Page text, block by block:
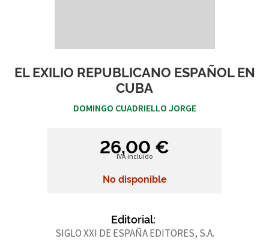
EL EXILIO REPUBLICANO ESPAÑOL EN
CUBA
DOMINGO CUADRIELLO JORGE
26,00 €
IVA incluido
No disponible
Editorial:
SIGLO XXI DE ESPAÑA EDITORES, S.A.